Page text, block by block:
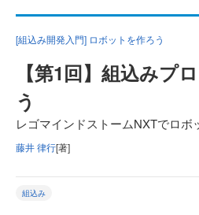
[組込み開発入門] ロボットを作ろう
【第1回】組込みプ
う
レゴマインドストームNXTでロボ
藤井 律行[著]
組込み